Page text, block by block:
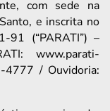
com sede na
e inscrita no
91 (“PARATI”) –
www.parati-
/ Ouvidoria: